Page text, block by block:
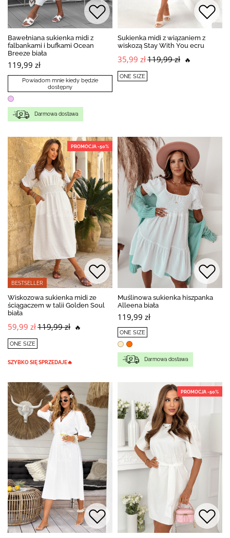
Bawełniana sukienka midi z
falbankami i bufkami Ocean
Breeze biała
119,99 zł
Powiadom mnie kiedy będzie
dostępny
Darmowa dostawa
Sukienka midi z wiązaniem z
wiskozą Stay With You ecru
35,99 zł119,99 zł 🔥
ONE SIZE
PROMOCJA -50%
BESTSELLER
Wiskozowa sukienka midi ze
ściągaczem w talii Golden Soul
biała
59,99 zł119,99 zł 🔥
ONE SIZE
SZYBKO SIĘ SPRZEDAJE🔥
Muślinowa sukienka hiszpanka
Alleena biała
119,99 zł
ONE SIZE
Darmowa dostawa
PROMOCJA -50%